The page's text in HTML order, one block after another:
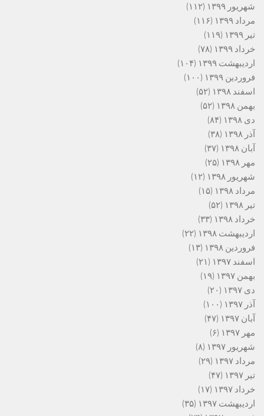
شهریور ۱۳۹۹
(۱۱۲)
مرداد ۱۳۹۹
(۱۱۶)
تیر ۱۳۹۹
(۱۱۹)
خرداد ۱۳۹۹
(۷۸)
اردیبهشت ۱۳۹۹
(۱۰۴)
فروردین ۱۳۹۹
(۱۰۰)
اسفند ۱۳۹۸
(۵۲)
بهمن ۱۳۹۸
(۵۲)
دی ۱۳۹۸
(۸۴)
آذر ۱۳۹۸
(۳۸)
آبان ۱۳۹۸
(۳۷)
مهر ۱۳۹۸
(۲۵)
شهریور ۱۳۹۸
(۱۲)
مرداد ۱۳۹۸
(۱۵)
تیر ۱۳۹۸
(۵۲)
خرداد ۱۳۹۸
(۳۳)
اردیبهشت ۱۳۹۸
(۲۲)
فروردین ۱۳۹۸
(۱۳)
اسفند ۱۳۹۷
(۲۱)
بهمن ۱۳۹۷
(۱۹)
دی ۱۳۹۷
(۲۰)
آذر ۱۳۹۷
(۱۰۰)
آبان ۱۳۹۷
(۴۷)
مهر ۱۳۹۷
(۶)
شهریور ۱۳۹۷
(۸)
مرداد ۱۳۹۷
(۲۹)
تیر ۱۳۹۷
(۴۷)
خرداد ۱۳۹۷
(۱۷)
اردیبهشت ۱۳۹۷
(۳۵)